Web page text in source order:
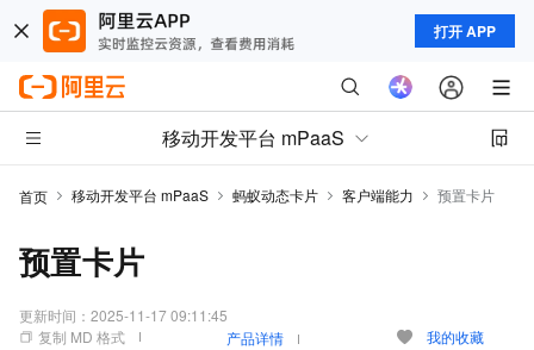
打开 APP
移动开发平台 mPaaS
首页 移动开发平台 mPaaS 蚂蚁动态卡片 客户端能力 预置卡片
预置卡片
更新时间： 2025-11-17 09:11:45
复制 MD 格式
产品详情 我的收藏